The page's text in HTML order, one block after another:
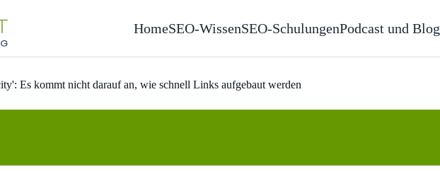
HomeSEO-WissenSEO-SchulungenPodcast und Blog
Es kommt nicht darauf an, wie schnell Links aufgebaut werden